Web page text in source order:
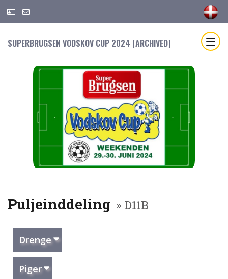
SUPERBRUGSEN VODSKOV CUP 2024 [ARCHIVED]
Puljeinddeling » D11B
Drenge
Piger